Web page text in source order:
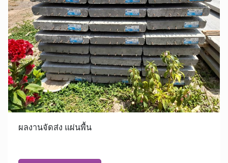
ผลงานจัดส่ง แผ่นพื้น